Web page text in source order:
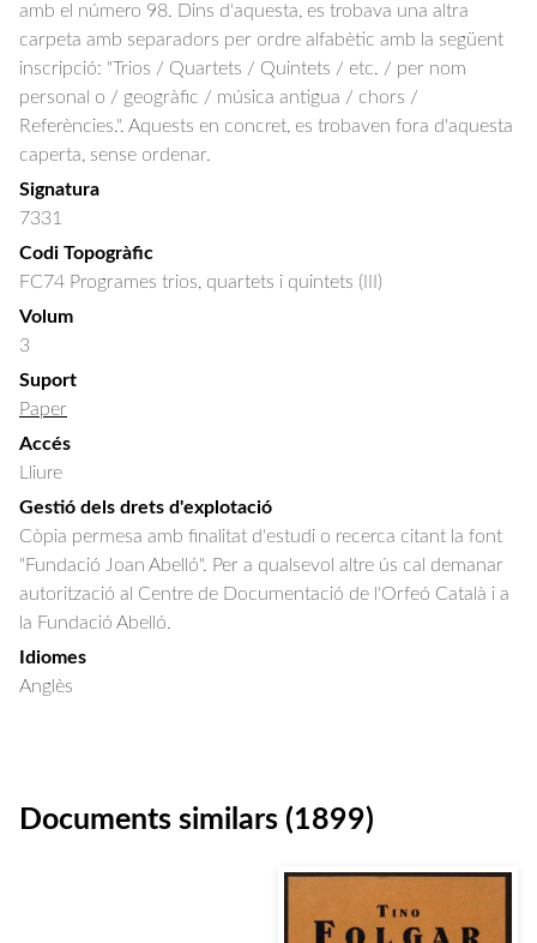
amb el número 98. Dins d'aquesta, es trobava una altra
carpeta amb separadors per ordre alfabètic amb la següent
inscripció: "Trios / Quartets / Quintets / etc. / per nom
personal o / geogràfic / música antigua / chors /
Referències.". Aquests en concret, es trobaven fora d'aquesta
caperta, sense ordenar.
Signatura
7331
Codi Topogràfic
FC74 Programes trios, quartets i quintets (III)
Volum
3
Suport
Paper
Accés
Lliure
Gestió dels drets d'explotació
Còpia permesa amb finalitat d'estudi o recerca citant la font
"Fundació Joan Abelló". Per a qualsevol altre ús cal demanar
autorització al Centre de Documentació de l'Orfeó Català i a
la Fundació Abelló.
Idiomes
Anglès
Documents similars (1899)